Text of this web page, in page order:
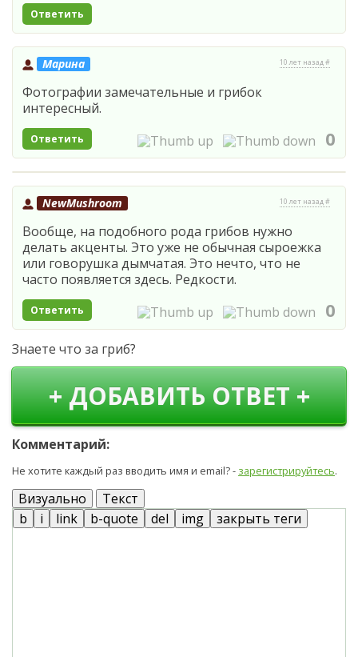
Ответить
Марина 10 лет назад #
Фотографии замечательные и грибок
интересный.
Ответить 0
NewMushroom 10 лет назад #
Вообще, на подобного рода грибов нужно
делать акценты. Это уже не обычная сыроежка
или говорушка дымчатая. Это нечто, что не
часто появляется здесь. Редкости.
Ответить 0
Знаете что за гриб?
+ ДОБАВИТЬ ОТВЕТ +
Комментарий:
Не хотите каждый раз вводить имя и email? - зарегистрируйтесь.
Визуально Текст